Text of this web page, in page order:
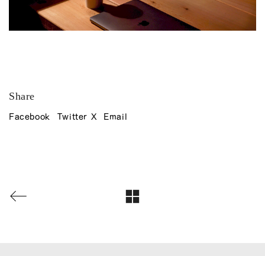
Share
Facebook Twitter X Email